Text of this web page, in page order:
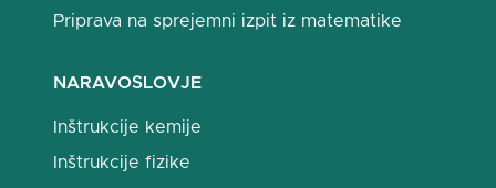
Priprava na sprejemni izpit iz matematike
NARAVOSLOVJE
Inštrukcije kemije
Inštrukcije fizike